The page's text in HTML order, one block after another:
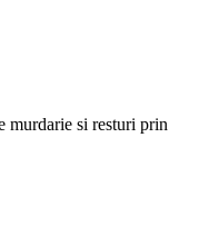
murdarie si resturi prin